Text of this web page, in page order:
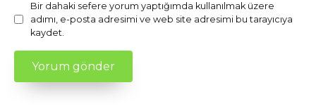
Bir dahaki sefere yorum yaptığımda kullanılmak üzere
adımı, e-posta adresimi ve web site adresimi bu tarayıcıya
kaydet.